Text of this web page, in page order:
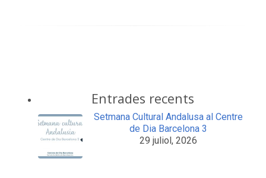
Entrades recents
Setmana Cultural Andalusa al Centre
de Dia Barcelona 3
29 juliol, 2026